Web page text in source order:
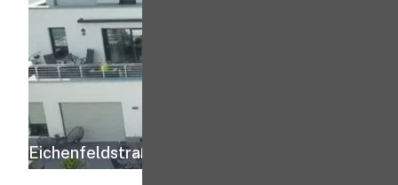
Eichenfeldstraße 48